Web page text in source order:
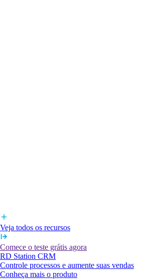
Veja todos os recursos
Comece o teste grátis agora
RD Station CRM
Controle processos e aumente suas vendas
Conheça mais o produto